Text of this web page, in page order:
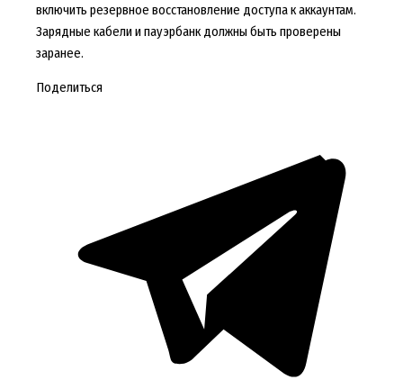
включить резервное восстановление доступа к аккаунтам.
Зарядные кабели и пауэрбанк должны быть проверены
заранее.
Поделиться